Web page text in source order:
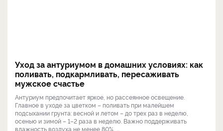
Уход за антуриумом в домашних условиях: как
поливать, подкармливать, пересаживать
мужское счастье
Антуриум предпочитает яркое, но рассеянное освещение.
Главное в уходе за цветком – поливать при малейшем
подсыхании грунта: весной и летом – до трех раз в неделю,
осенью и зимой – 1–2 раза в неделю. Важно поддерживать
влажность воздуха не менее 80%, ...